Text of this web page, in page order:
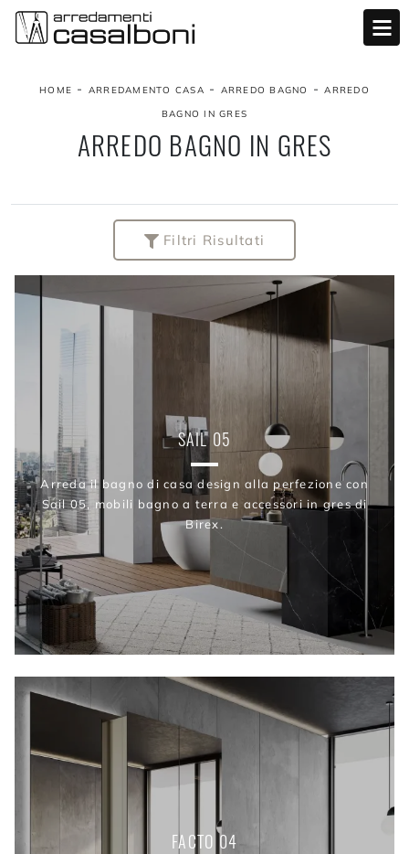
HOME - ARREDAMENTO CASA - ARREDO BAGNO -ARREDO
BAGNO IN GRES
ARREDO BAGNO IN GRES
Filtri Risultati
SAIL 05
Arreda il bagno di casa design alla perfezione con
Sail 05, mobili bagno a terra e accessori in gres di
Birex.
FACTO 04